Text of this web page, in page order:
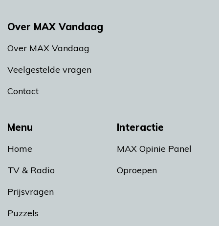
Menu
Home
TV & Radio
Prijsvragen
Puzzels
Interactie
MAX Opinie Panel
Oproepen
Over MAX Vandaag
Over MAX Vandaag
Veelgestelde vragen
Contact